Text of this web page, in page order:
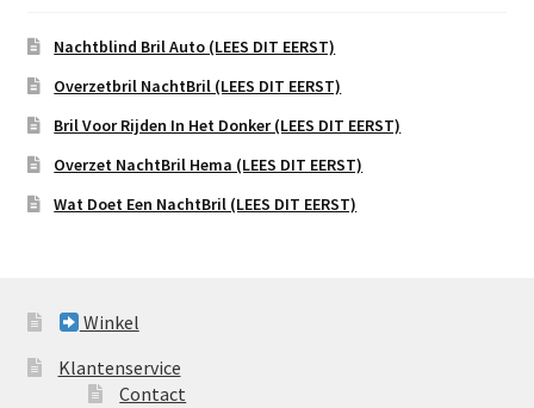
Nachtblind Bril Auto (LEES DIT EERST)
Overzetbril NachtBril (LEES DIT EERST)
Bril Voor Rijden In Het Donker (LEES DIT EERST)
Overzet NachtBril Hema (LEES DIT EERST)
Wat Doet Een NachtBril (LEES DIT EERST)
Winkel
Klantenservice
Contact